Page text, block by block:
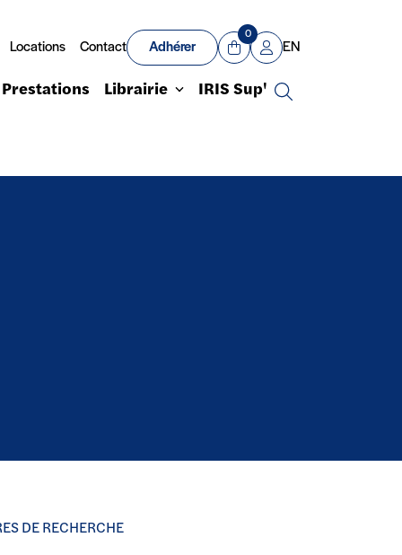
Locations Contact Adhérer
Panier
0
Mon compte
EN
Prestations Librairie IRIS Sup'
Recherche
DE RECHERCHE